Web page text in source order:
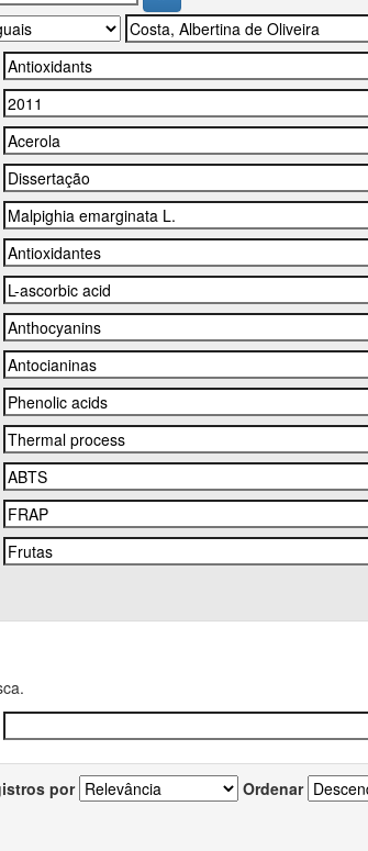
por Ordenar